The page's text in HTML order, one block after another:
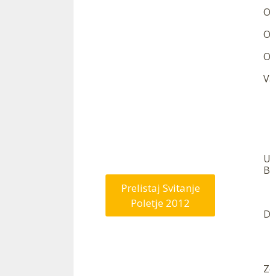
Prelistaj Svitanje
Poletje 2012